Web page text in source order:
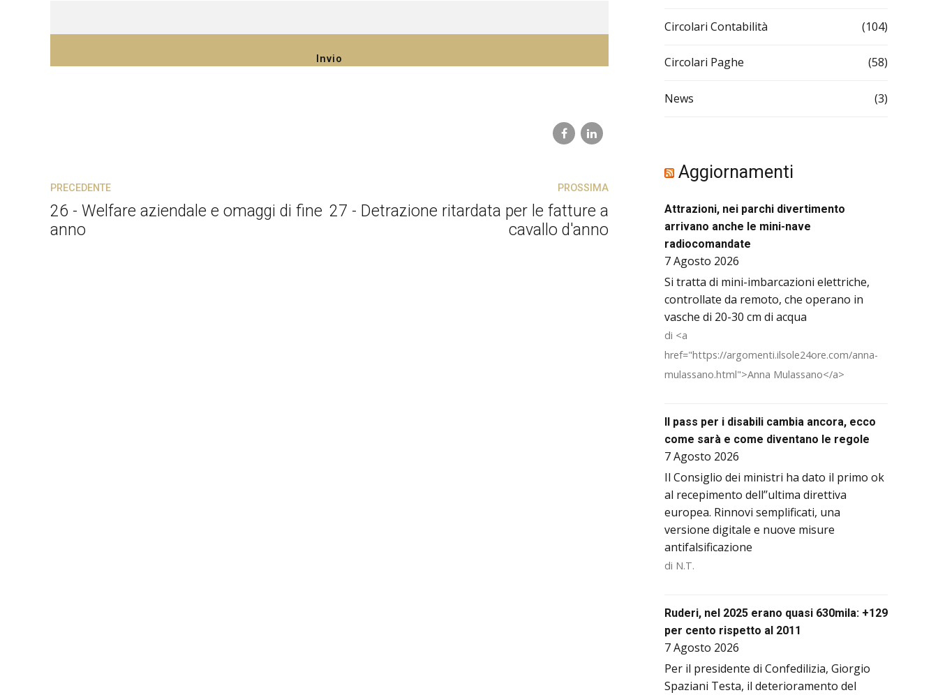
PRECEDENTE
26 - Welfare aziendale e omaggi di fine
anno
PROSSIMA
27 - Detrazione ritardata per le fatture a
cavallo d'anno
Circolari Contabilità (104)
Circolari Paghe (58)
News (3)
Aggiornamenti
Attrazioni, nei parchi divertimento
arrivano anche le mini-nave
radiocomandate
7 Agosto 2026
Si tratta di mini-imbarcazioni elettriche,
controllate da remoto, che operano in
vasche di 20-30 cm di acqua
di <a
href="https://argomenti.ilsole24ore.com/anna-
mulassano.html">Anna Mulassano</a>
Il pass per i disabili cambia ancora, ecco
come sarà e come diventano le regole
7 Agosto 2026
Il Consiglio dei ministri ha dato il primo ok
al recepimento dell’’ultima direttiva
europea. Rinnovi semplificati, una
versione digitale e nuove misure
antifalsificazione
di N.T.
Ruderi, nel 2025 erano quasi 630mila: +129
per cento rispetto al 2011
7 Agosto 2026
Per il presidente di Confedilizia, Giorgio
Spaziani Testa, il deterioramento del